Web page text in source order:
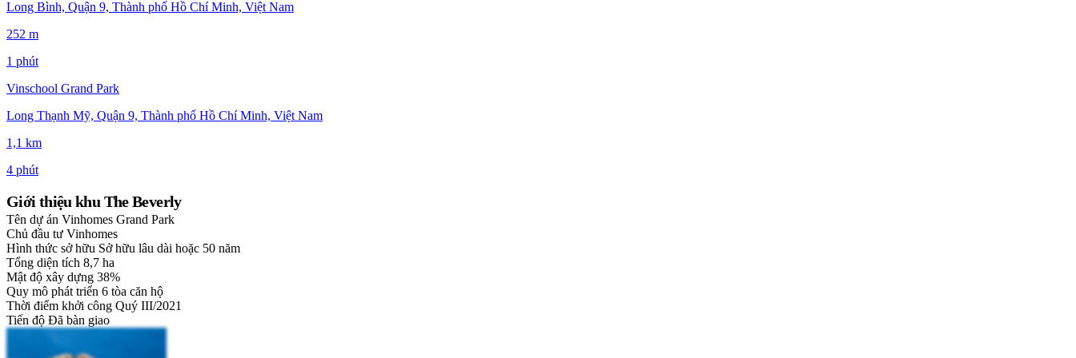
Long Bình, Quận 9, Thành phố Hồ Chí Minh, Việt Nam
252 m
1 phút
Vinschool Grand Park
Long Thạnh Mỹ, Quận 9, Thành phố Hồ Chí Minh, Việt Nam
1,1 km
4 phút
Giới thiệu khu The Beverly
Tên dự án Vinhomes Grand Park
Chủ đầu tư Vinhomes
Hình thức sở hữu Sở hữu lâu dài hoặc 50 năm
Tổng diện tích 8,7 ha
Mật độ xây dựng 38%
Quy mô phát triển 6 tòa căn hộ
Thời điểm khởi công Quý III/2021
Tiến độ Đã bàn giao